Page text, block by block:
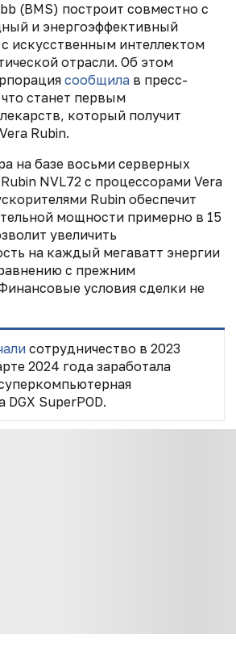
(BMS) построит совместно с
и энергоэффективный
искусственным интеллектом
отрасли. Об этом
сообщила в пресс-
станет первым
который получит
Rubin.
на базе восьми серверных
NVL72 с процессорами Vera
Rubin обеспечит
мощности примерно в 15
увеличить
на каждый мегаватт энергии
с прежним
условия сделки не
сотрудничество в 2023
2024 года заработала
DGX SuperPOD.